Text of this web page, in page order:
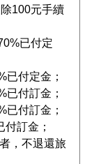
100元手續
已付定
已付定金；
已付訂金；
已付訂金；
訂金；
，不退還旅